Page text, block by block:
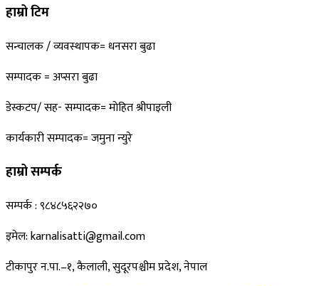
हाम्रो टिम
सन्चालक / व्यवस्थापक= धनसरा बुढा
सम्पादक = अप्सरा बुढा
डेस्कटप/ सह- सम्पादक= माेहित श्रीपाइली
कार्यकारी सम्पादक= जमुना न्युरे
हाम्रो सम्पर्क
सम्पर्क : ९८४८५६२२७०
इमेल: karnalisatti@gmail.com
टीकापुर न.पा.–१, कैलाली, सुदूरपश्चीम प्रदेश, नेपाल